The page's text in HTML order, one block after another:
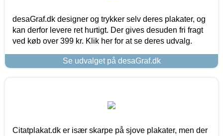
desaGraf.dk designer og trykker selv deres plakater, og
kan derfor levere ret hurtigt. Der gives desuden fri fragt
ved køb over 399 kr. Klik her for at se deres udvalg.
Se udvalget på desaGraf.dk
Citatplakat.dk er især skarpe på sjove plakater, men der